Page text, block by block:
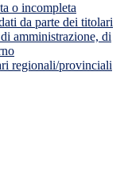
o incompleta
da parte dei titolari
amministrazione, di
regionali/provinciali